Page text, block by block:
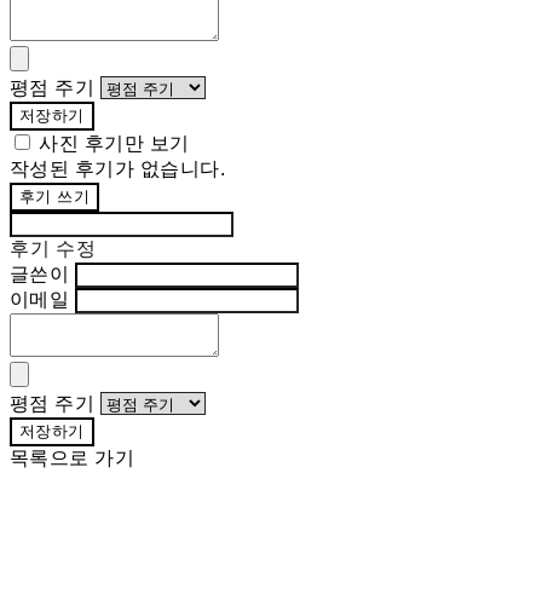
평점 주기
저장하기
사진 후기만 보기
작성된 후기가 없습니다.
후기 쓰기
후기 수정
글쓴이
이메일
평점 주기
저장하기
목록으로 가기